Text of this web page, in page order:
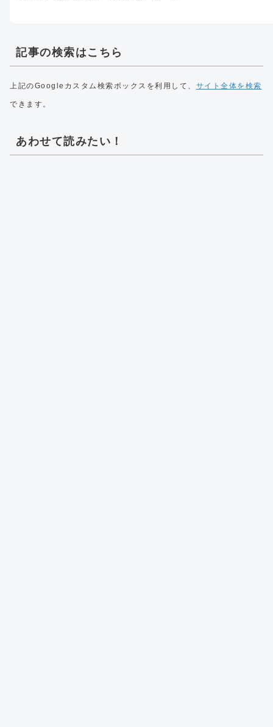
記事の検索はこちら
上記のGoogleカスタム検索ボックスを利用して、 サイト全体を検索
できます。
あわせて読みたい！